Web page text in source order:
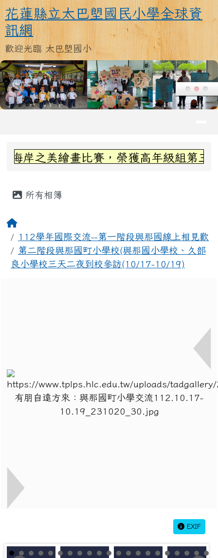
跳至主內容區
花蓮縣立太巴塱國民小學全球資訊
花蓮縣立太巴塱國民小學全球資
訊網
歡迎光臨 太巴塱國小
上中區域內容
美繪畫比賽，榮獲高年級組第三名~感
所有相簿
回首頁
112學年國際交流--第一階段與那國線上相見歡
第二階段與那國町小學校(與那國小學校、久部
良小學校三天二夜到校參訪(10/17-10/19)
EXIF